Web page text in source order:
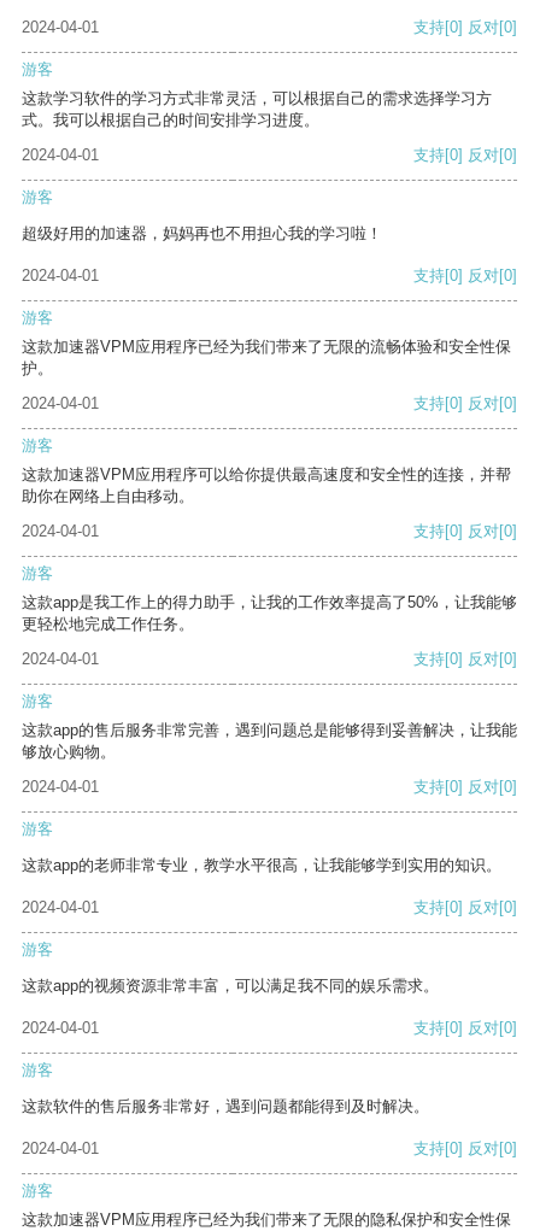
2024-04-01 支持[0] 反对[0]
游客
这款学习软件的学习方式非常灵活，可以根据自己的需求选择学习方
式。我可以根据自己的时间安排学习进度。
2024-04-01
支持[0] 反对[0]
游客
超级好用的加速器，妈妈再也不用担心我的学习啦！
2024-04-01 支持[0] 反对[0]
游客
这款加速器VPM应用程序已经为我们带来了无限的流畅体验和安全性保
护。
2024-04-01
支持[0] 反对[0]
游客
这款加速器VPM应用程序可以给你提供最高速度和安全性的连接，并帮
助你在网络上自由移动。
2024-04-01
支持[0] 反对[0]
游客
这款app是我工作上的得力助手，让我的工作效率提高了50%，让我能够
更轻松地完成工作任务。
2024-04-01
支持[0] 反对[0]
游客
这款app的售后服务非常完善，遇到问题总是能够得到妥善解决，让我能
够放心购物。
2024-04-01
支持[0] 反对[0]
游客
这款app的老师非常专业，教学水平很高，让我能够学到实用的知识。
2024-04-01 支持[0] 反对[0]
游客
这款app的视频资源非常丰富，可以满足我不同的娱乐需求。
2024-04-01 支持[0] 反对[0]
游客
这款软件的售后服务非常好，遇到问题都能得到及时解决。
2024-04-01 支持[0] 反对[0]
游客
这款加速器VPM应用程序已经为我们带来了无限的隐私保护和安全性保